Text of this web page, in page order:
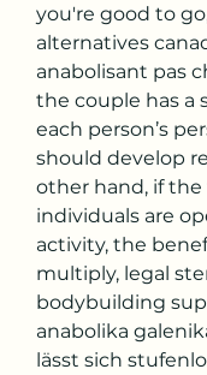
you're good to
alternatives
anabolisant pas
the couple has a
each person’s
should develop
other hand, if
individuals are
activity, the
multiply, legal
bodybuilding
anabolika
lässt sich